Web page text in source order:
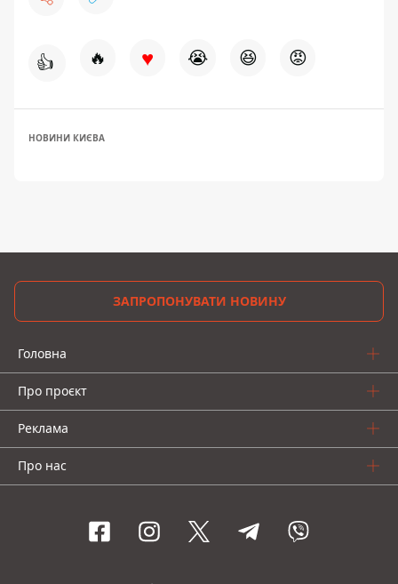
👍 🔥 ♥ 😭 😆 😡
НОВИНИ КИЄВА
ЗАПРОПОНУВАТИ НОВИНУ
Головна
Про проєкт
Реклама
Про нас